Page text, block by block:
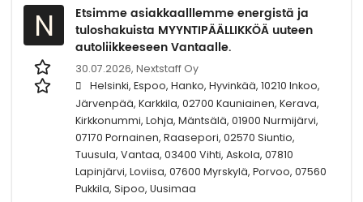
N
Etsimme asiakkaalllemme energistä ja
tuloshakuista MYYNTIPÄÄLLIKKÖÄ uuteen
autoliikkeeseen Vantaalle.
30.07.2026, Nextstaff Oy
Helsinki, Espoo, Hanko, Hyvinkää, 10210 Inkoo,
Järvenpää, Karkkila, 02700 Kauniainen, Kerava,
Kirkkonummi, Lohja, Mäntsälä, 01900 Nurmijärvi,
07170 Pornainen, Raasepori, 02570 Siuntio,
Tuusula, Vantaa, 03400 Vihti, Askola, 07810
Lapinjärvi, Loviisa, 07600 Myrskylä, Porvoo, 07560
Pukkila, Sipoo, Uusimaa